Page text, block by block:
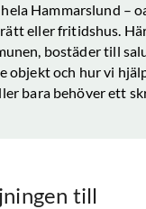
Hammarslund –
eller fritidshus.
bostäder till
objekt och hur vi
bara behöver ett
till